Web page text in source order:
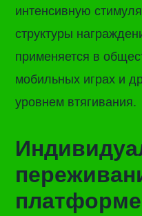
интенсивную
структуры
применяется в
мобильных играх и
уровнем втягивания.